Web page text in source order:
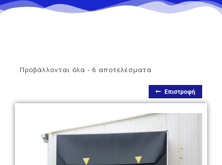
Προβάλλονται όλα - 6 αποτελέσματα
Επιστροφή